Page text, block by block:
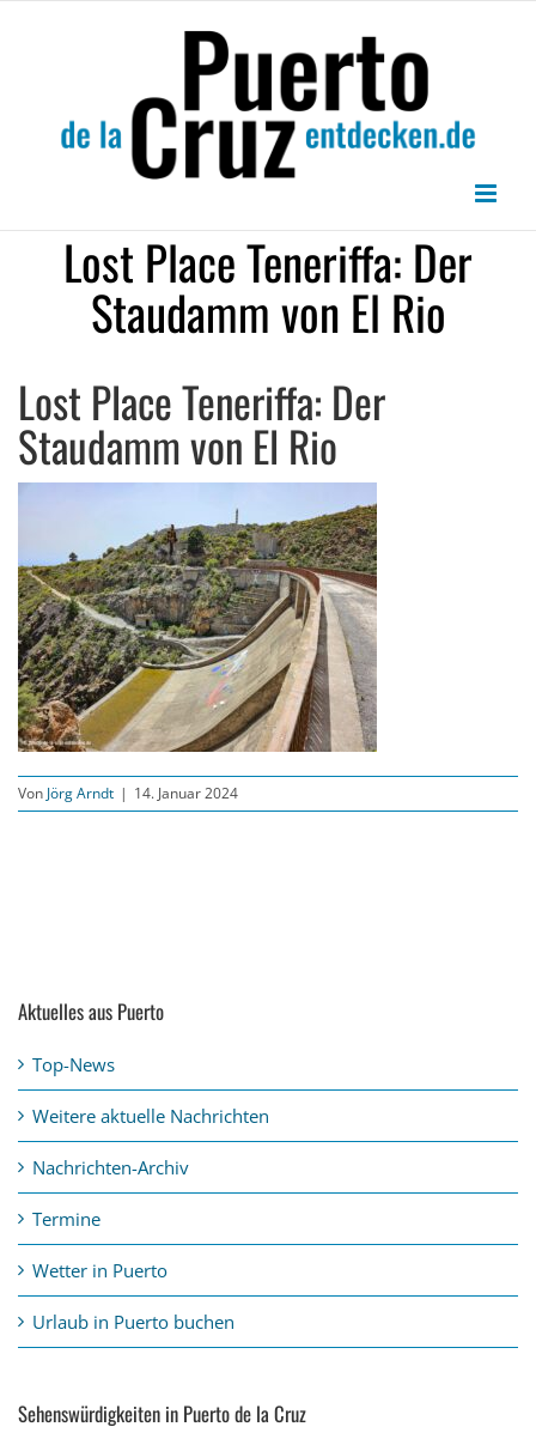
Lost Place Teneriffa: Der
Staudamm von El Rio
Lost Place Teneriffa: Der
Staudamm von El Rio
Von Jörg Arndt | 14. Januar 2024
Aktuelles aus Puerto
Top-News
Weitere aktuelle Nachrichten
Nachrichten-Archiv
Termine
Wetter in Puerto
Urlaub in Puerto buchen
Sehenswürdigkeiten in Puerto de la Cruz